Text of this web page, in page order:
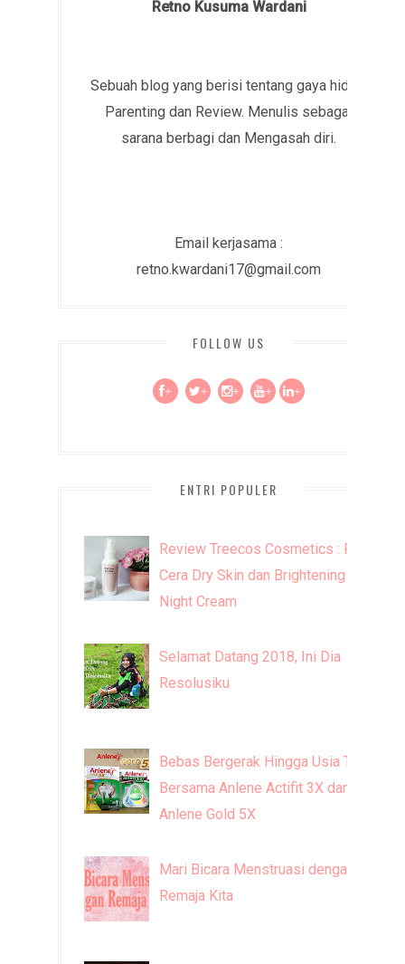
Retno Kusuma Wardani
Sebuah blog yang berisi tentang gaya hidup,
Parenting dan Review. Menulis sebagai
sarana berbagi dan Mengasah diri.
Email kerjasama :
retno.kwardani17@gmail.com
FOLLOW US
+ + + + +
ENTRI POPULER
Review Treecos Cosmetics : FW
Cera Dry Skin dan Brightening
Night Cream
Selamat Datang 2018, Ini Dia
Resolusiku
Bebas Bergerak Hingga Usia Tua
Bersama Anlene Actifit 3X dan
Anlene Gold 5X
Mari Bicara Menstruasi dengan
Remaja Kita